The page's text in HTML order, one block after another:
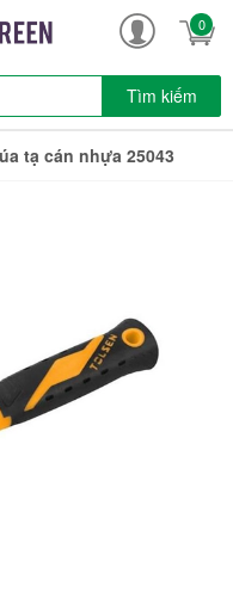
0
Tìm kiếm
tạ cán nhựa 25043